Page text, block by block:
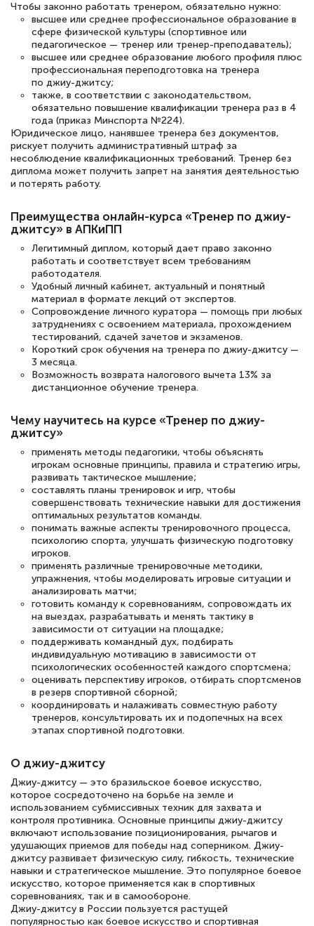
Елена Петрикс
Знаток города 5 уровня
11 марта 2026
Всем добрый день! Я прошла курс
повышени каалификации по
специальности «Тренер-преподаватель
по тяжелой атлетике»! Хочется
подчеркуть, что при обращении
оперативно связались со мной
интересующие вопросы и в течении
двух…
Светлана К
Знаток города 7 уровня
10 марта 2026
Оставила заявку на обучение онлайн, мне
быстро ответили, разъяснили все детали.
Обучение понравилось: огромное
количество тематической литературы,
пособий и учебников доступно на время
прохождения курса, удобная система
аттестации, проблем не возникло ни на
каком этапе…
Чтобы законно работать тренером, обязательно нужно:
высшее или среднее профессиональное образование в
сфере физической культуры (спортивное или
педагогическое — тренер или тренер-преподаватель);
высшее или среднее образование любого профиля плюс
профессиональная переподготовка на тренера
по джиу-джитсу;
также, в соответствии с законодательством,
обязательно повышение квалификации тренера раз в 4
года (приказ Минспорта №224).
Юридическое лицо, нанявшее тренера без документов,
рискует получить административный штраф за
несоблюдение квалификационных требований. Тренер без
диплома может получить запрет на занятия деятельностью
и потерять работу.
Преимущества онлайн-курса «Тренер по джиу-
джитсу» в АПКиПП
Легитимный диплом, который дает право законно
работать и соответствует всем требованиям
работодателя.
Удобный личный кабинет, актуальный и понятный
материал в формате лекций от экспертов.
Сопровождение личного куратора — помощь при любых
затруднениях с освоением материала, прохождением
тестирований, сдачей зачетов и экзаменов.
Короткий срок обучения на тренера по джиу-джитсу —
3 месяца.
Возможность возврата налогового вычета 13% за
дистанционное обучение тренера.
Чему научитесь на курсе «Тренер по джиу-
джитсу»
применять методы педагогики, чтобы объяснять
игрокам основные принципы, правила и стратегию игры,
развивать тактическое мышление;
составлять планы тренировок и игр, чтобы
совершенствовать технические навыки для достижения
оптимальных результатов команды.
понимать важные аспекты тренировочного процесса,
психологию спорта, улучшать физическую подготовку
игроков.
применять различные тренировочные методики,
упражнения, чтобы моделировать игровые ситуации и
анализировать матчи;
готовить команду к соревнованиям, сопровождать их
на выездах, разрабатывать и менять тактику в
зависимости от ситуации на площадке;
поддерживать командный дух, подбирать
индивидуальную мотивацию в зависимости от
психологических особенностей каждого спортсмена;
оценивать перспективу игроков, отбирать спортсменов
в резерв спортивной сборной;
координировать и налаживать совместную работу
тренеров, консультировать их и подопечных на всех
этапах спортивной подготовки.
О джиу-джитсу
Джиу-джитсу — это бразильское боевое искусство,
которое сосредоточено на борьбе на земле и
использованием субмиссивных техник для захвата и
контроля противника. Основные принципы джиу-джитсу
включают использование позиционирования, рычагов и
удушающих приемов для победы над соперником. Джиу-
джитсу развивает физическую силу, гибкость, технические
навыки и стратегическое мышление. Это популярное боевое
искусство, которое применяется как в спортивных
соревнованиях, так и в самообороне.
Джиу-джитсу в России пользуется растущей
популярностью как боевое искусство и спортивная